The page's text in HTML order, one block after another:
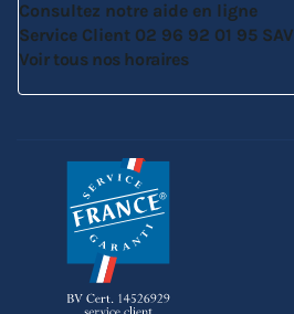
Consultez notre aide en ligne
Service Client 02 96 92 01 95 SAV
Voir tous nos horaires